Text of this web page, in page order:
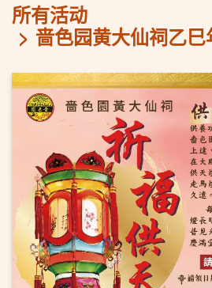
所有活动
啬色园黄大仙祠乙